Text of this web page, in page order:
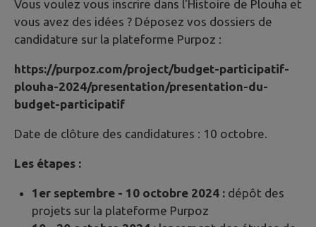
Vous voulez vous inscrire dans l'Histoire de Plouha et
vous avez des idées ? Déposez vos dossiers de
candidature sur la plateforme Purpoz :
https://purpoz.com/project/budget-participatif-
plouha-2024/presentation/presentation-du-
budget-participatif
Date de clôture des candidatures : 10 octobre.
Les étapes :
1er septembre - 10 octobre 2024 : dépôt des
projets sur la plateforme Purpoz